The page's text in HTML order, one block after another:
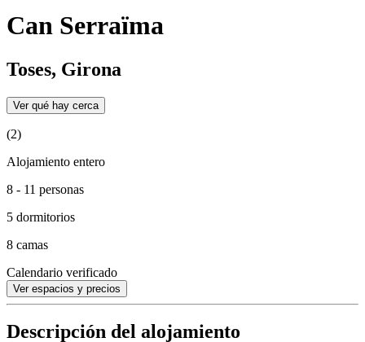
Can Serraïma
Toses, Girona
Ver qué hay cerca
(2)
Alojamiento entero
8 - 11 personas
5 dormitorios
8 camas
Calendario verificado
Ver espacios y precios
Descripción del alojamiento